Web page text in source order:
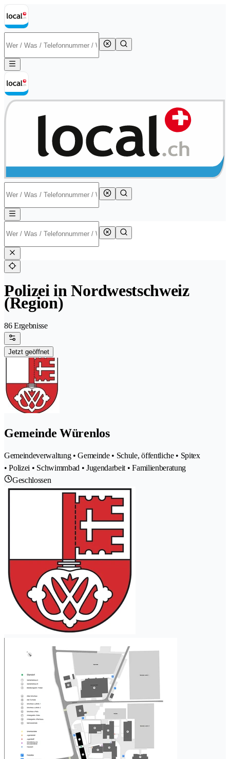
Polizei in Nordwestschweiz
(Region)
86 Ergebnisse
Jetzt geöffnet
Gemeinde Würenlos
Gemeindeverwaltung • Gemeinde • Schule, öffentliche • Spitex
• Polizei • Schwimmbad • Jugendarbeit • Familienberatung
Geschlossen